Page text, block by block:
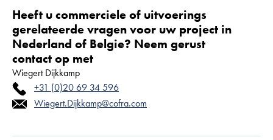
Heeft u commerciele of uitvoerings
gerelateerde vragen voor uw project in
Nederland of Belgie? Neem gerust
contact op met
Wiegert Dijkkamp
+31 (0)20 69 34 596
Wiegert.Dijkkamp@cofra.com